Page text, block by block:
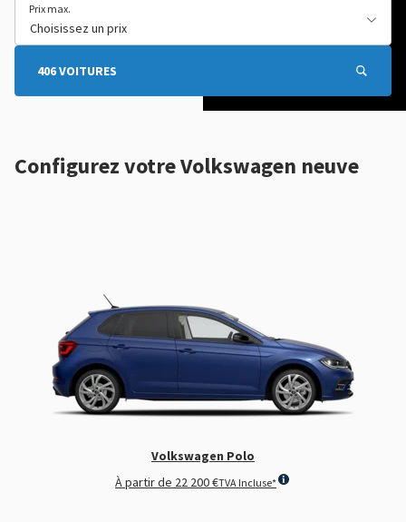
Prix max.
406 VOITURES
Configurez votre Volkswagen neuve
Nouvelle Volkswagen ID. Polo
À partir de 24 995 €TVA Incluse*